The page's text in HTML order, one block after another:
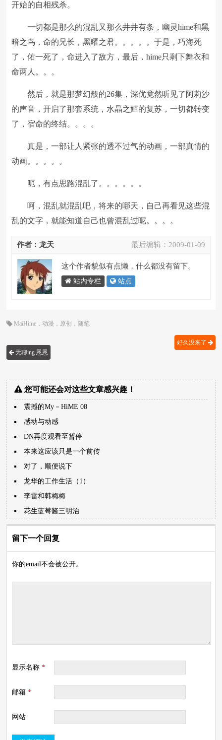
开始的自相残杀。
一切都是那么的混乱又那么井井有条，幽灵hime和黑
暗之鸟，命的兄长，黑曜之君。。。。。于是，巧海死
了，佑一死了，命进入了敌方，最后，hime只剩下舞衣和
命两人。。。
然后，就是那梦幻般的26集，深优竟然听见了阿莉沙
的声音，开启了那套系统，水晶之姬的复苏，一切都转变
了，宿命的终结。。。。
真是，一部让人紧张的透不过气的动画，一部真情的
动画。。。。。
呃，有点思路混乱了。。。。。。
呵，混乱就混乱吧，将来的哪天，自己再看见这些混
乱的文字，就能知道自己也曾混乱过呢。。。。
最后编辑： 2009-01-09
作者：龙天
这个作者貌似有点懒，什么都没有留下。
站内专栏 站点
MaiHime ，动漫 ， 原创 ， 随笔
无聊ing 恩恩
好久没来了
您可能还会对这些文章感兴趣！
震撼的My－HiME 08
感动与动感
DN再度观看至暂停
本来这应该只是一个前传
对了，顺便说下
龙华的工作生活（1）
李雷和韩梅梅
花生蓝莓酱三明治
留下一个回复
你的email不会被公开。
显示名称*
邮箱*
网站